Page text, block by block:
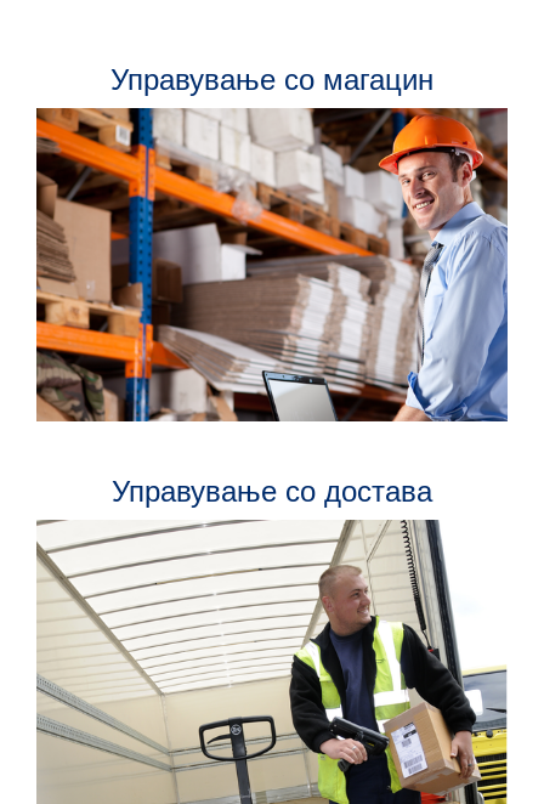
Управување со магацин
Управување со достава